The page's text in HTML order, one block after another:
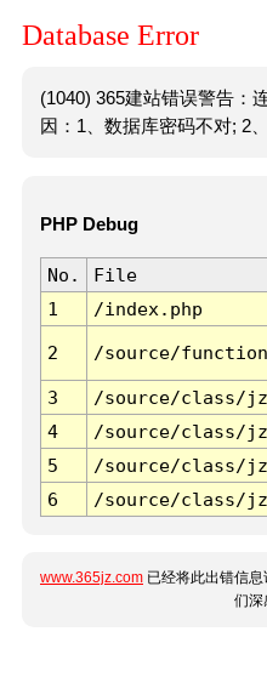
Database Error
(1040) 365建站错误警告：
因：1、数据库密码不对; 2
PHP Debug
No. File
1
/index.php
2 /source/
3 /source/class/
4
/source/class/
5
/source/class/
6
/source/class/
www.365jz.com 已经将此出错信
们深